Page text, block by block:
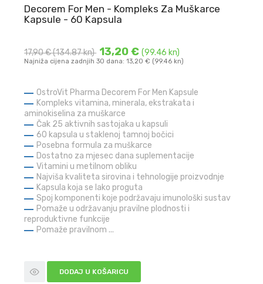
Decorem For Men - Kompleks Za Muškarce
Kapsule - 60 Kapsula
17,90 €(134.87 kn) 13,20 €(99.46 kn)
Najniža cijena zadnjih 30 dana: 13,20 € (99.46 kn)
OstroVit Pharma Decorem For Men Kapsule
Kompleks vitamina, minerala, ekstrakata i
aminokiselina za muškarce
Čak 25 aktivnih sastojaka u kapsuli
60 kapsula u staklenoj tamnoj bočici
Posebna formula za muškarce
Dostatno za mjesec dana suplementacije
Vitamini u metilnom obliku
Najviša kvaliteta sirovina i tehnologije proizvodnje
Kapsula koja se lako proguta
Spoj komponenti koje podržavaju imunološki sustav
Pomaže u održavanju pravilne plodnosti i
reproduktivne funkcije
Pomaže pravilnom ...
DODAJ U KOŠARICU